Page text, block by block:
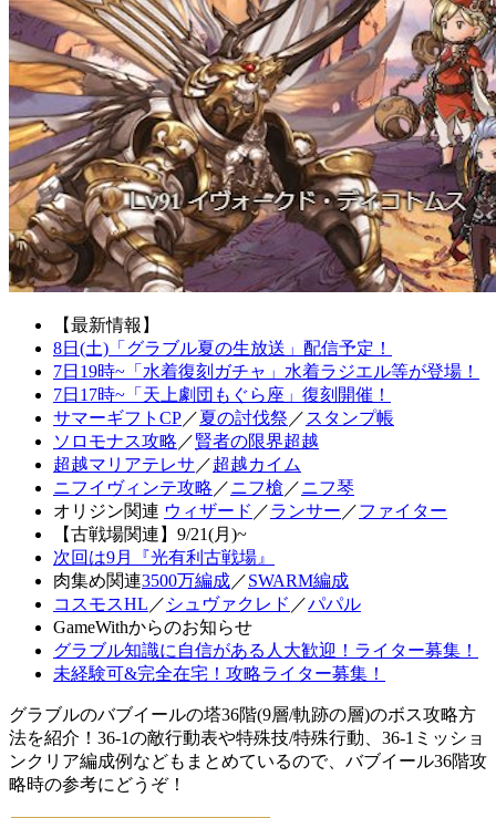
【最新情報】
8日(土)「グラブル夏の生放送」配信予定！
7日19時~「水着復刻ガチャ」水着ラジエル等が登場！
7日17時~「天上劇団もぐら座」復刻開催！
サマーギフトCP／夏の討伐祭 ／ スタンプ帳
ソロモナス攻略 ／賢者の限界超越
超越マリアテレサ ／超越カイム
ニフイヴィンテ攻略 ／ニフ槍 ／ニフ琴
オリジン関連 ウィザード ／ランサー ／ファイター
【古戦場関連】9/21(月)~
次回は9月『光有利古戦場』
肉集め関連3500万編成／SWARM編成
コスモスHL ／ シュヴァクレド ／パパル
GameWithからのお知らせ
グラブル知識に自信がある人大歓迎！ライター募集！
未経験可&完全在宅！攻略ライター募集！
グラブルのバブイールの塔36階(9層/軌跡の層)のボス攻略方
法を紹介！36-1の敵行動表や特殊技/特殊行動、36-1ミッショ
ンクリア編成例などもまとめているので、バブイール36階攻
略時の参考にどうぞ！